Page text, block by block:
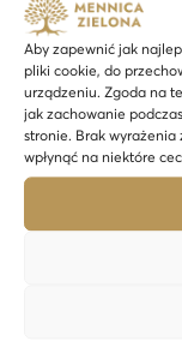
Aby zapewnić jak
pliki cookie, do
urządzeniu. Zgoda na
jak zachowanie
stronie. Brak
wpłynąć na niektóre